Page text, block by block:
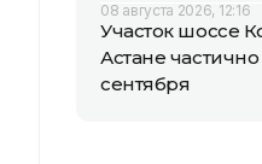
08 августа 2026, 12:16
Участок шоссе
Астане
сентября